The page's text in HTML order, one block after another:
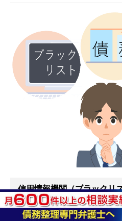
信用情報機関（ブラックリ
これは、任意整理に限らず